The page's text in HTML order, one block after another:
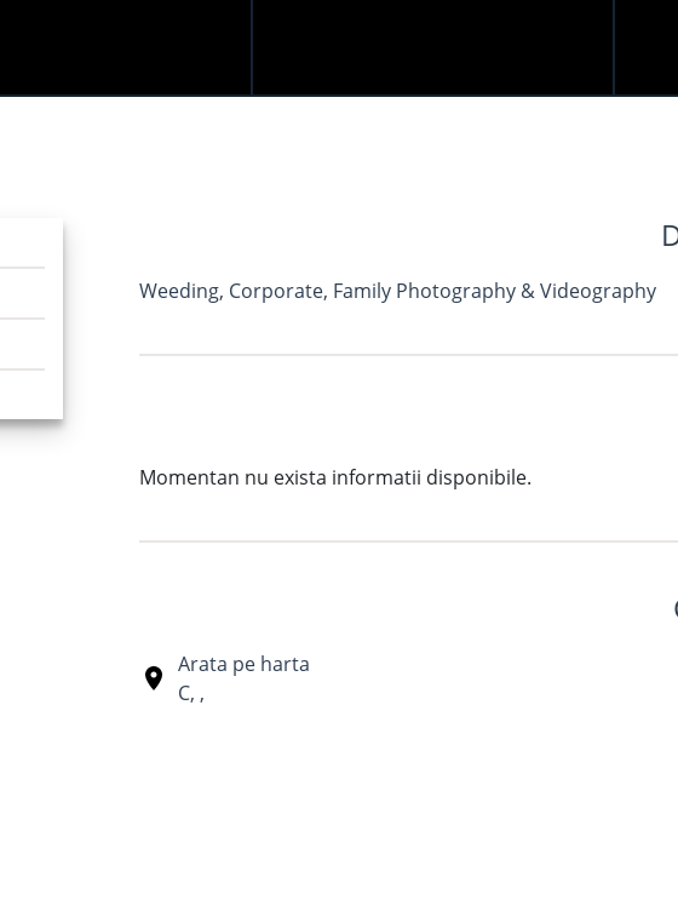
Weeding, Corporate, Family Photography & Videography
Momentan nu exista informatii disponibile.
Arata pe harta
C, ,